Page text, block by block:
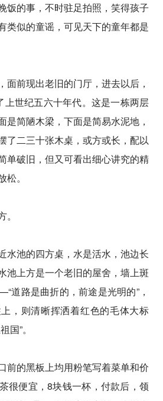
的事，不时驻足拍照，笑得孩子
类似的童谣，可见天下的童年都是
前现出老旧的门厅，进去以后，
上世纪五六十年代。这是一栋两层
是简陋木梁，下面是简易水泥地，
了二三十张木桌，或方或长，配以
单破旧，但又可看出细心讲究的精
。
池的四方桌，水是活水，池边长
池上方是一个老旧的屋舍，墙上斑
道路是曲折的，前途是光明的”，
，则清晰挥洒着红色的毛体大标
国”。
的黑板上均用粉笔写着菜单和价
很便宜，8块钱一杯，付款后，领